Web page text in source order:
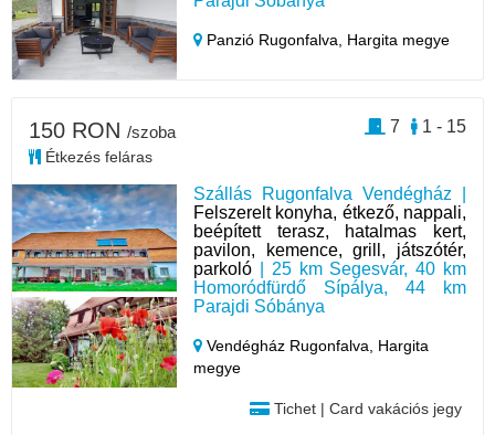
Panzió Rugonfalva, Hargita megye
Szállás Rugonfalva Vendégház |
Felszerelt konyha, étkező, nappali,
beépített terasz, hatalmas kert,
pavilon, kemence, grill, játszótér,
parkoló | 25 km Segesvár, 40 km
Homoródfürdő Sípálya, 44 km
Parajdi Sóbánya
Vendégház Rugonfalva, Hargita
megye
Tichet | Card vakációs jegy
150 RON /szoba
Étkezés feláras
1 - 15
7